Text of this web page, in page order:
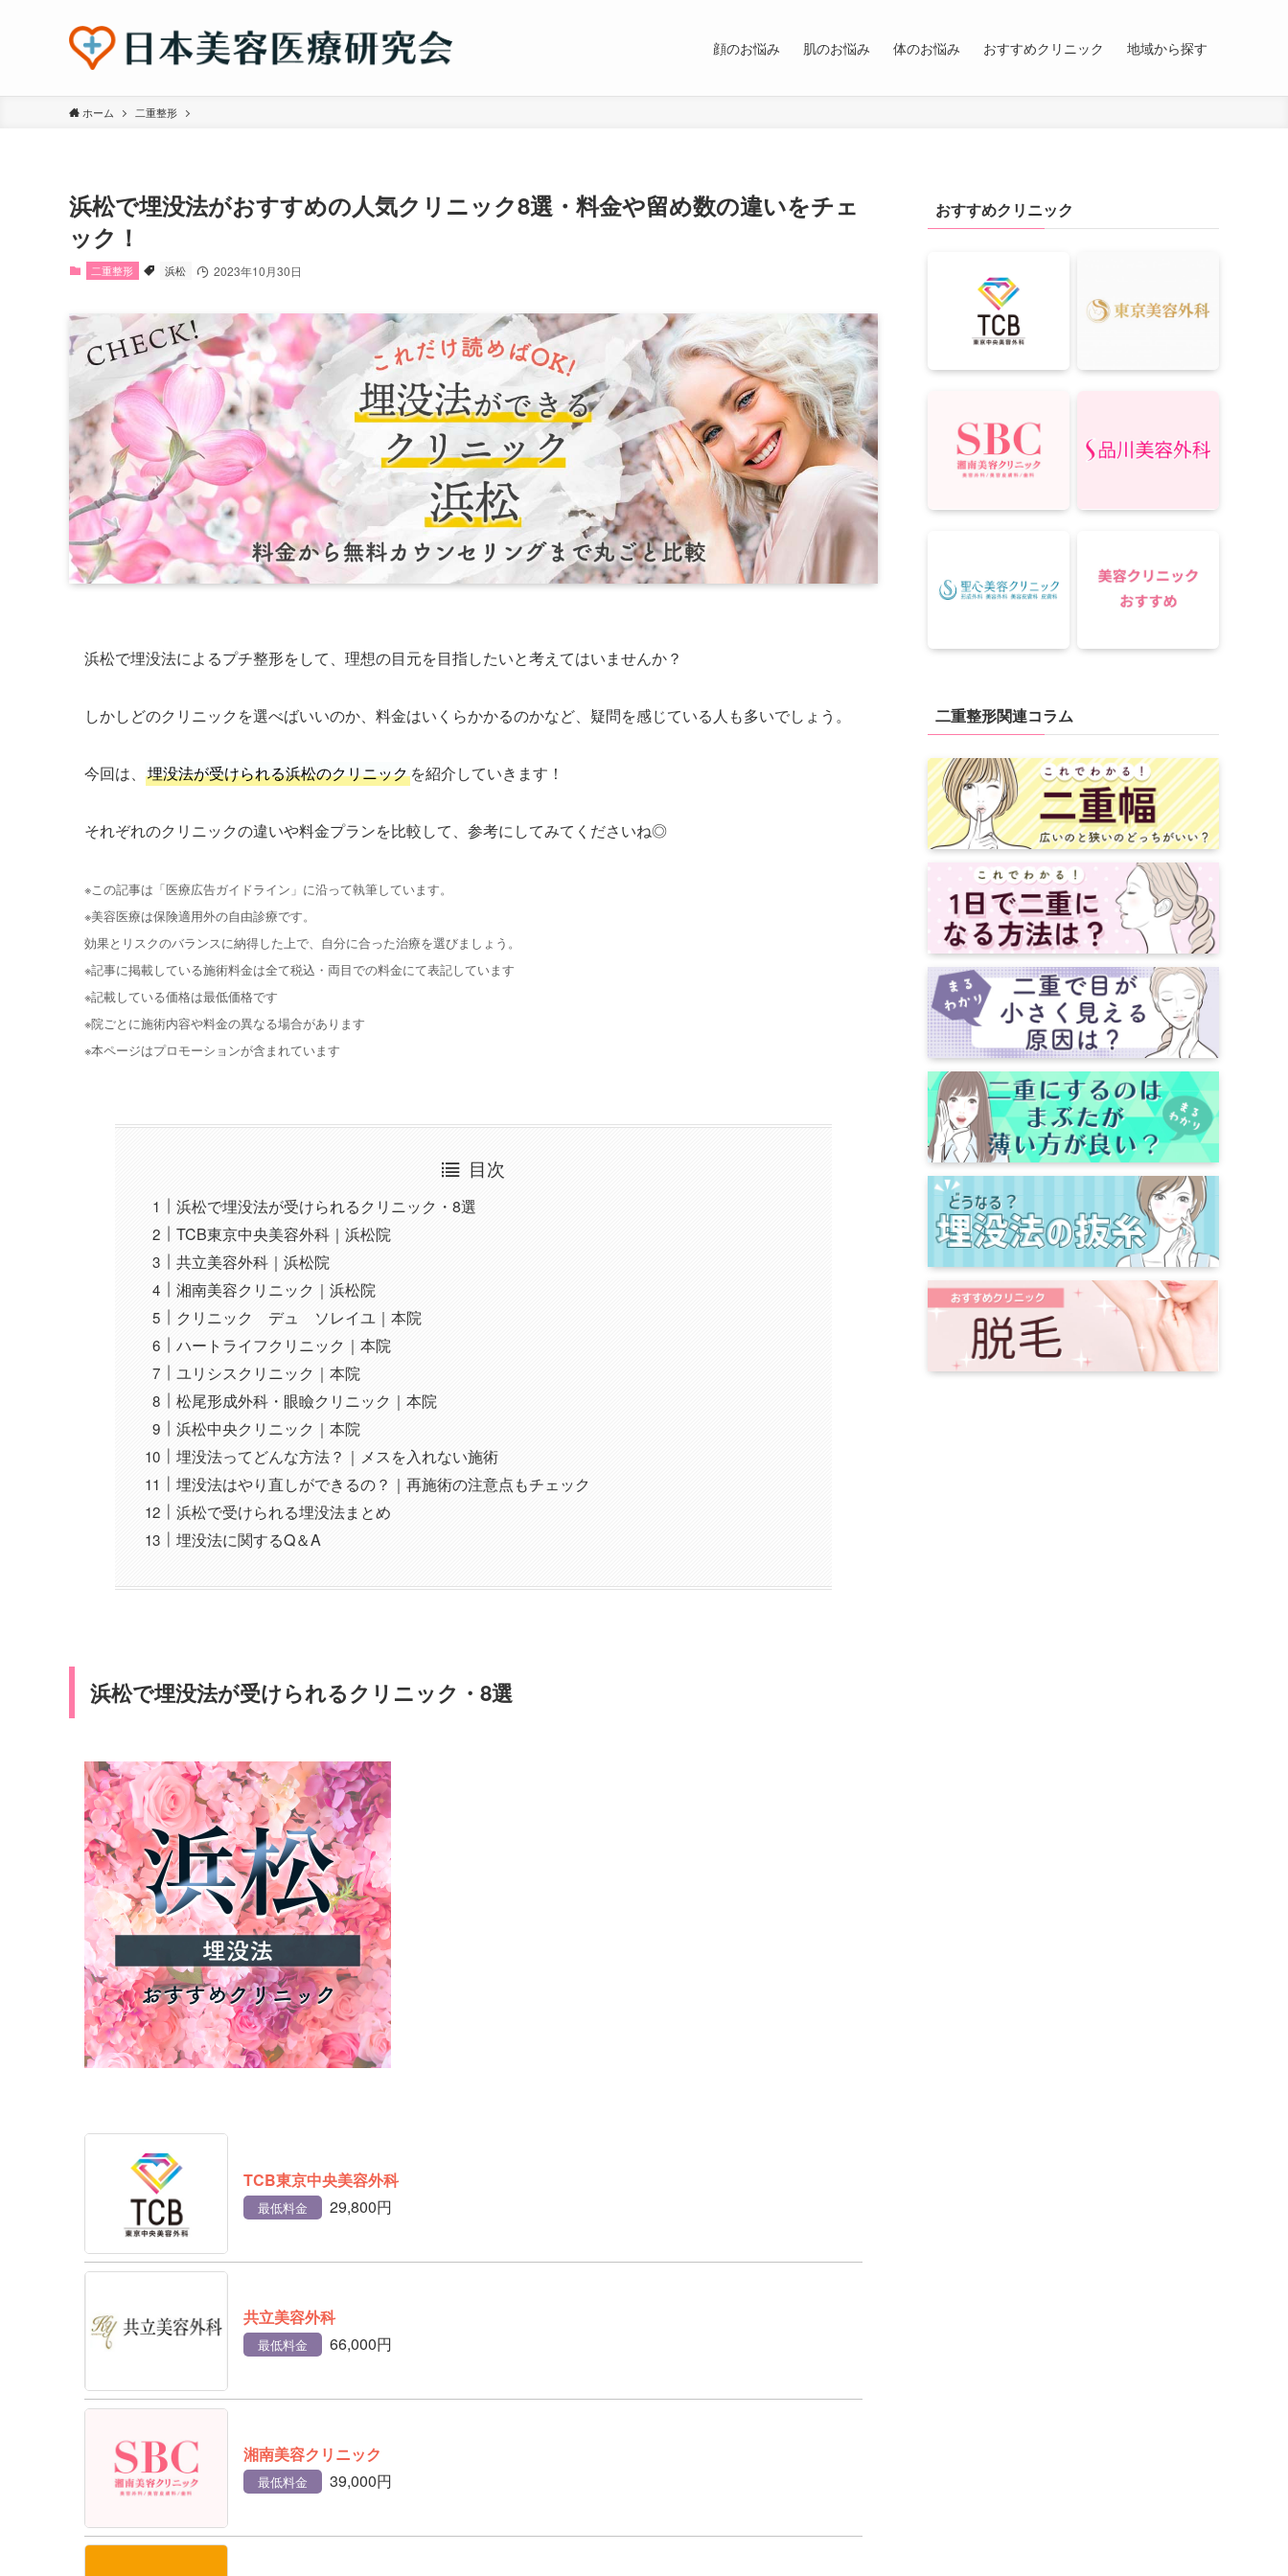
顔のお悩み 肌のお悩み 体のお悩み おすすめクリニック 地域から探す
ホーム 二重整形
浜松で埋没法がおすすめの人気クリニック8選・料金や留め数の違いをチェ
ック！
二重整形 浜松 2023年10月30日
浜松で埋没法によるプチ整形をして、理想の目元を目指したいと考えてはいませんか？
しかしどのクリニックを選べばいいのか、料金はいくらかかるのかなど、疑問を感じている人も多いでしょう。
今回は、 埋没法が受けられる浜松のクリニックを紹介していきます！
それぞれのクリニックの違いや料金プランを比較して、参考にしてみてくださいね◎
※この記事は「医療広告ガイドライン」に沿って執筆しています。
※美容医療は保険適用外の自由診療です。
効果とリスクのバランスに納得した上で、自分に合った治療を選びましょう。
※記事に掲載している施術料金は全て税込・両目での料金にて表記しています
※記載している価格は最低価格です
※院ごとに施術内容や料金の異なる場合があります
※本ページはプロモーションが含まれています
目次
浜松で埋没法が受けられるクリニック・8選
TCB東京中央美容外科｜浜松院
共立美容外科｜浜松院
湘南美容クリニック｜浜松院
クリニック デュ ソレイユ｜本院
ハートライフクリニック｜本院
ユリシスクリニック｜本院
松尾形成外科・眼瞼クリニック｜本院
浜松中央クリニック｜本院
埋没法ってどんな方法？｜メスを入れない施術
埋没法はやり直しができるの？｜再施術の注意点もチェック
浜松で受けられる埋没法まとめ
埋没法に関するQ＆A
浜松で埋没法が受けられるクリニック・8選
TCB東京中央美容外科
最低料金 29,800円
共立美容外科
最低料金 66,000円
湘南美容クリニック
最低料金 39,000円
おすすめクリニック
二重整形関連コラム